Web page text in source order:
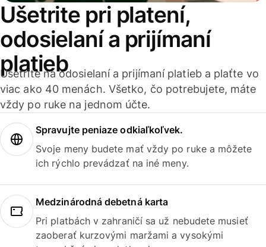
Ušetrite pri platení,
odosielaní a prijímaní
platieb
Ušetrite na odosielaní a prijímaní platieb a plaťte vo
viac ako 40 menách. Všetko, čo potrebujete, máte
vždy po ruke na jednom účte.
Spravujte peniaze odkiaľkoľvek.
Svoje meny budete mať vždy po ruke a môžete
ich rýchlo prevádzať na iné meny.
Medzinárodná debetná karta
Pri platbách v zahraničí sa už nebudete musieť
zaoberať kurzovými maržami a vysokými